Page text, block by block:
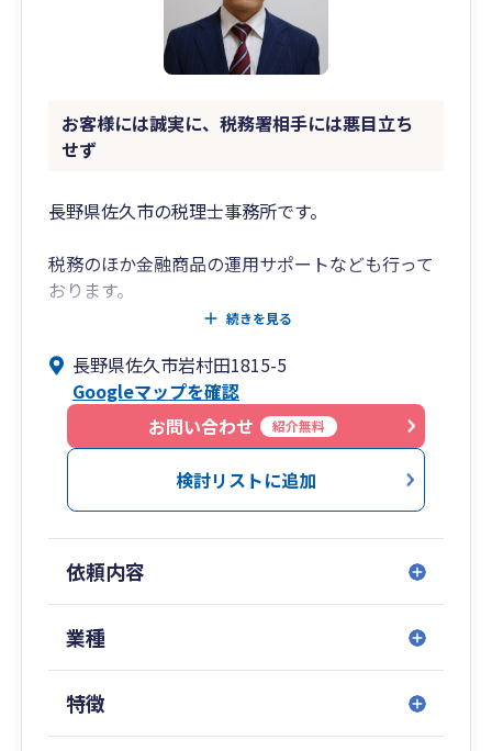
お客様には誠実に、税務署相手には悪目立ち
せず
長野県佐久市の税理士事務所です。
税務のほか金融商品の運用サポートなども行って
おります。
税理士のほかに証券アナリスト資格も有してお
ポートなどをしておりました。
税務については通常の法人申告・確定申告のほか
相続・贈与・財産評価なども得意とします。
クラウド会計ソフトをメインで扱っており、全国
どちらでも対応しております。
きます。
続きを見る
長野県佐久市岩村田1815-5
Googleマップを確認
お問い合わせ
紹介無料
検討リストに追加
依頼内容
業種
特徴